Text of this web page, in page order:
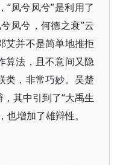
“凤兮凤兮”是利用了
凤兮，何德之衰”云
艾并不是简单地推拒
算法，且不意间又隐
类，非常巧妙。吴楚
其中引到了“大禹生
增加了雄辩性。